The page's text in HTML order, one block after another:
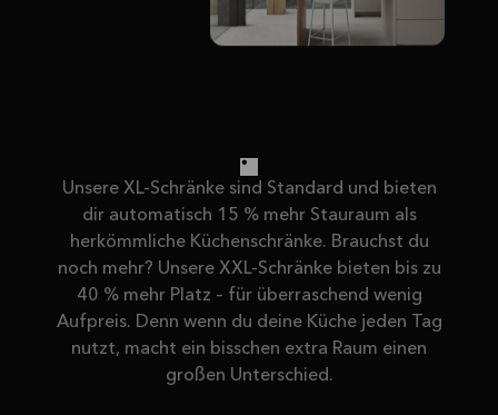
Unsere XL-Schränke sind Standard und bieten
dir automatisch 15 % mehr Stauraum als
herkömmliche Küchenschränke. Brauchst du
noch mehr? Unsere XXL-Schränke bieten bis zu
40 % mehr Platz – für überraschend wenig
Aufpreis. Denn wenn du deine Küche jeden Tag
nutzt, macht ein bisschen extra Raum einen
großen Unterschied.